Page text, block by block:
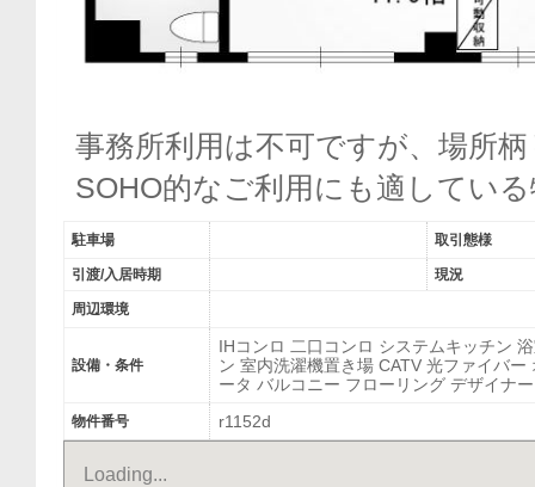
事務所利用は不可ですが、場所
SOHO的なご利用にも適してい
駐車場 取引態様
引渡/入居時期 現況
周辺環境
設備・条件
IHコンロ 二口コンロ システムキッチン
ン 室内洗濯機置き場 CATV 光ファイバ
ータ バルコニー フローリング デザイナ
物件番号 r1152d
Loading...